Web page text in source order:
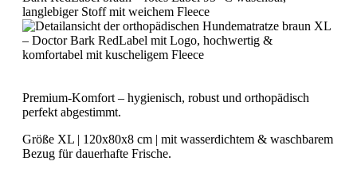
Premium-Komfort – hygienisch, robust und orthopädisch
perfekt abgestimmt.
Größe XL | 120x80x8 cm | mit wasserdichtem & waschbarem
Bezug für dauerhafte Frische.